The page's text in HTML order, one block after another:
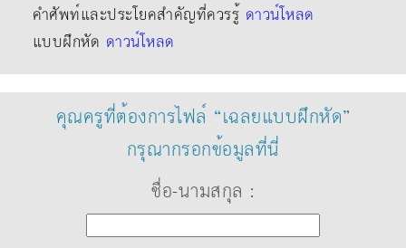
คำศัพท์และประโยคสำคัญที่ควรรู้ ดาวน์โหลด
แบบฝึกหัด ดาวน์โหลด
คุณครูที่ต้องการไฟล์ “เฉลยแบบฝึกหัด”
กรุณากรอกข้อมูลที่นี่
ชื่อ-นามสกุล :